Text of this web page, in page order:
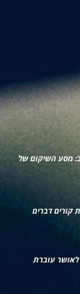
מסע השיקום של
קורים דברים
עוברת